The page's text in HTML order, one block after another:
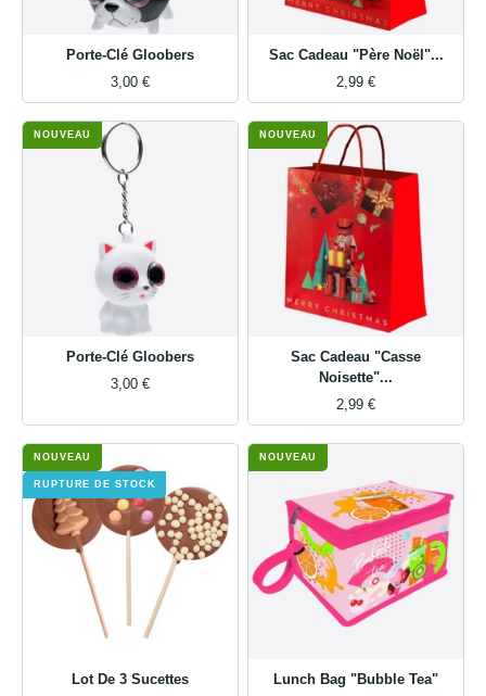
Porte-Clé Gloobers
3,00 €
Sac Cadeau "Père Noël"...
2,99 €
Porte-Clé Gloobers
3,00 €
NOUVEAU
Sac Cadeau "Casse
Noisette"...
2,99 €
NOUVEAU
Lot De 3 Sucettes
NOUVEAU
RUPTURE DE STOCK
Lunch Bag "Bubble Tea"
NOUVEAU